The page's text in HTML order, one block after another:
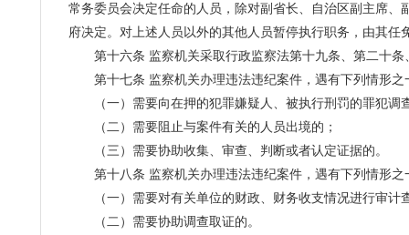
常务委员会决定任命的人员，除对副省长、自治区副主席
府决定。对上述人员以外的其他人员暂停执行职务，由其任
第十六条 监察机关采取行政监察法第十九条、第二十条
第十七条 监察机关办理违法违纪案件，遇有下列情形之
（一）需要向在押的犯罪嫌疑人、被执行刑罚的罪犯调
（二）需要阻止与案件有关的人员出境的；
（三）需要协助收集、审查、判断或者认定证据的。
第十八条 监察机关办理违法违纪案件，遇有下列情形之
（一）需要对有关单位的财政、财务收支情况进行审计
（二）需要协助调查取证的。